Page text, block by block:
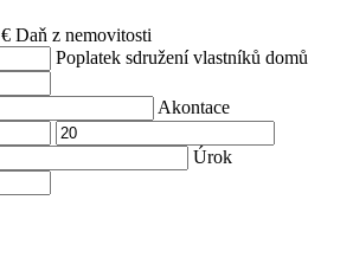
€Daň z nemovitosti
Poplatek sdružení vlastníků domů
Akontace
Úrok